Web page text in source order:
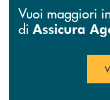
Vuoi maggiori
di Assicura